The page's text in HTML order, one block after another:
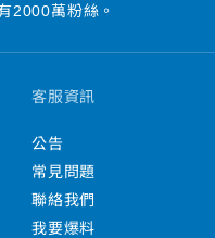
2000萬粉絲。
客服資訊
公告
常見問題
聯絡我們
我要爆料